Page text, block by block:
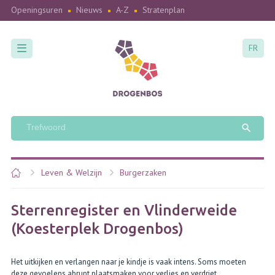
Openingsuren Nieuws A-Z Stratenplan
FR
Leven & Welzijn Burgerzaken
Sterrenregister en Vlinderweide
(Koesterplek Drogenbos)
Het uitkijken en verlangen naar je kindje is vaak intens. Soms moeten